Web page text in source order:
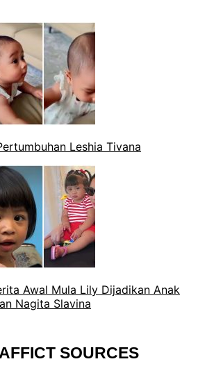
Leshia Tivana
Awal Mula Lily Dijadikan Anak
Nagita Slavina
SOURCES